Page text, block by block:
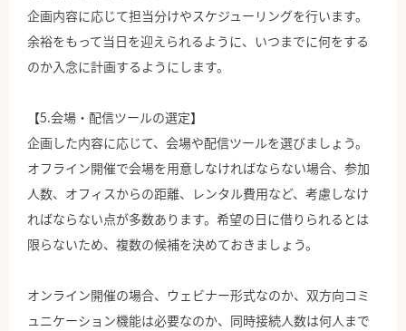
企画内容に応じて担当分けやスケジューリングを行います。
余裕をもって当日を迎えられるように、いつまでに何をする
のか入念に計画するようにします。
【5.会場・配信ツールの選定】
企画した内容に応じて、会場や配信ツールを選びましょう。
オフライン開催で会場を用意しなければならない場合、参加
人数、オフィスからの距離、レンタル費用など、考慮しなけ
ればならない点が多数あります。希望の日に借りられるとは
限らないため、複数の候補を決めておきましょう。
オンライン開催の場合、ウェビナー形式なのか、双方向コミ
ュニケーション機能は必要なのか、同時接続人数は何人まで